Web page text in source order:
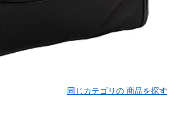
同じカテゴリの 商品を探す